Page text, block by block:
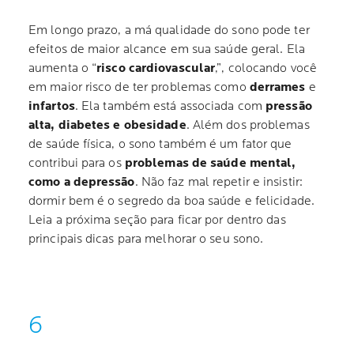
Em longo prazo, a má qualidade do sono pode ter
efeitos de maior alcance em sua saúde geral. Ela
aumenta o “risco cardiovascular,”, colocando você
em maior risco de ter problemas como derrames e
infartos. Ela também está associada com pressão
alta, diabetes e obesidade. Além dos problemas
de saúde física, o sono também é um fator que
contribui para os problemas de saúde mental,
como a depressão. Não faz mal repetir e insistir:
dormir bem é o segredo da boa saúde e felicidade.
Leia a próxima seção para ficar por dentro das
principais dicas para melhorar o seu sono.